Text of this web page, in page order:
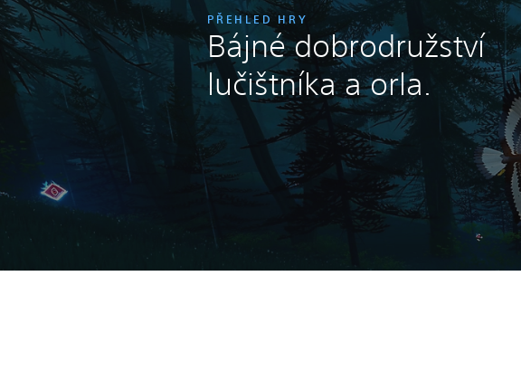
PŘEHLED HRY
Bájné dobrodružství
lučištníka a orla.